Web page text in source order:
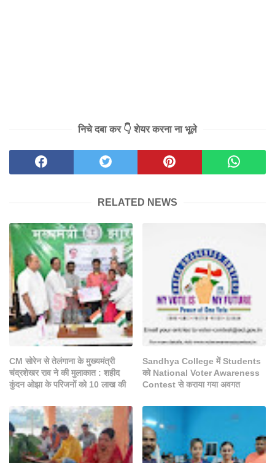
निचे दबा कर 👇 शेयर करना ना भूले
RELATED NEWS
CM सोरेन से तेलंगाना के मुख्यमंत्री
चंद्रशेखर राव ने की मुलाकात : शहीद
कुंदन ओझा के परिजनों को 10 लाख की
Sandhya College में Students
को National Voter Awareness
Contest से कराया गया अवगत